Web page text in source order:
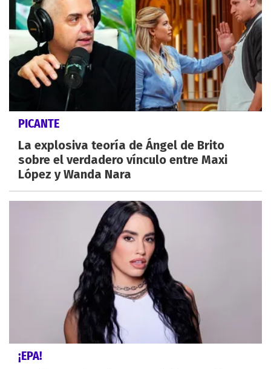
PICANTE
La explosiva teoría de Ángel de Brito
sobre el verdadero vínculo entre Maxi
López y Wanda Nara
¡EPA!